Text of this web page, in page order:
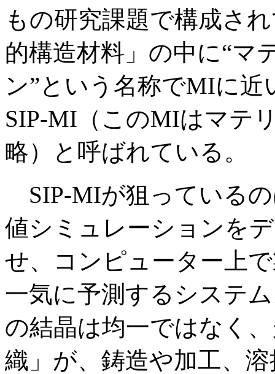
もの研究課題で構成さ
的構造材料」の中に“マ
ン”という名称でMIに
SIP-MI（このMIはマテ
略）と呼ばれている。
SIP-MIが狙っている
値シミュレーションを
せ、コンピューター上
一気に予測するシステ
の結晶は均一ではなく
織」が、鋳造や加工、